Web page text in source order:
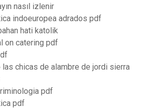
nasıl izlenir
indoeuropea adrados pdf
hati katolik
on catering pdf
las chicas de alambre de jordi sierra
pdf
pdf